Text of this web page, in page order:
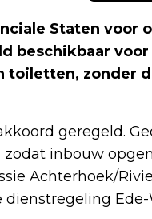
Staten voor
beschikbaar
toiletten, zonder
geregeld.
inbouw
Achterhoek/